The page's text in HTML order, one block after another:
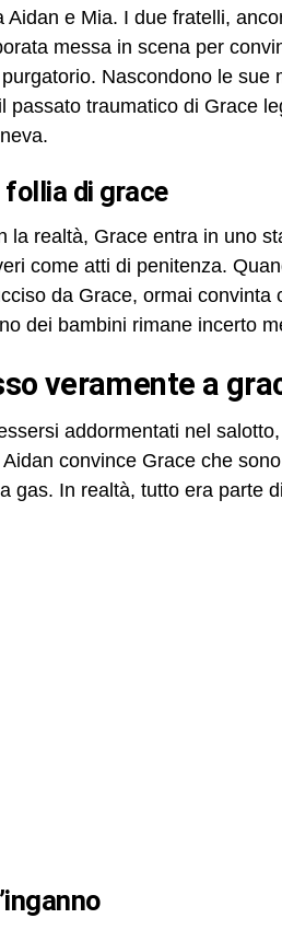
Aidan e Mia. I due fratelli,
messa in scena per
Nascondono le
passato traumatico di Grace
follia di grace
la realtà, Grace entra in uno
come atti di penitenza.
da Grace, ormai
dei bambini rimane incerto
veramente a
addormentati nel
convince Grace che
gas. In realtà, tutto era parte